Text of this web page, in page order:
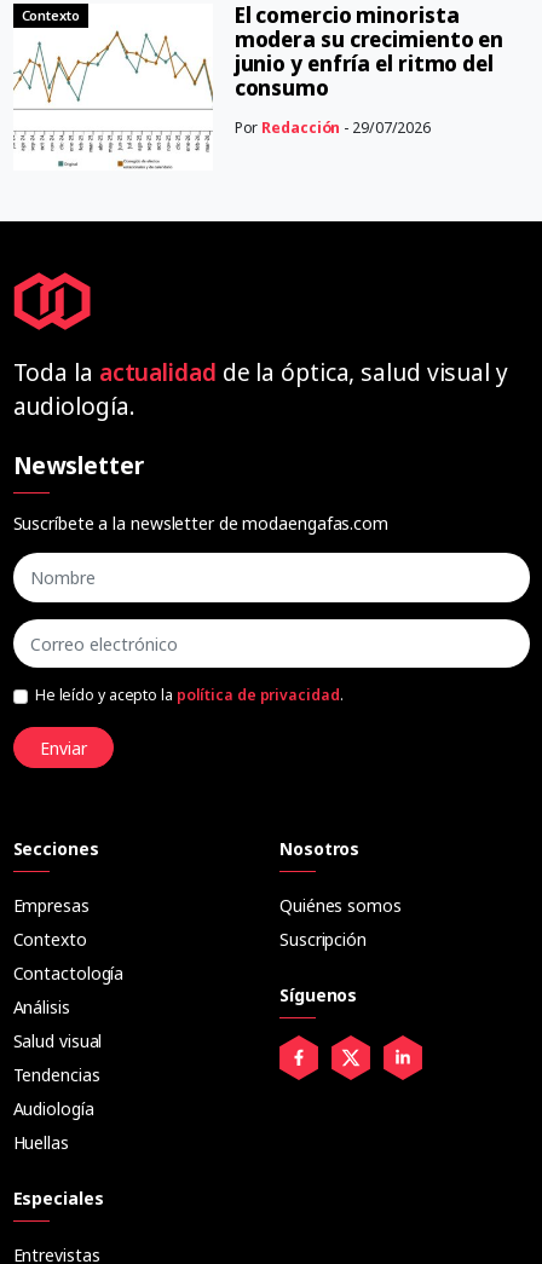
Contexto
El comercio minorista
modera su crecimiento en
junio y enfría el ritmo del
consumo
Por Redacción - 29/07/2026
Toda la actualidad de la óptica, salud visual y
audiología.
Newsletter
Suscríbete a la newsletter de modaengafas.com
He leído y acepto la política de privacidad.
Enviar
Secciones
Empresas
Contexto
Contactología
Análisis
Salud visual
Tendencias
Audiología
Huellas
Especiales
Entrevistas
Nosotros
Quiénes somos
Suscripción
Síguenos